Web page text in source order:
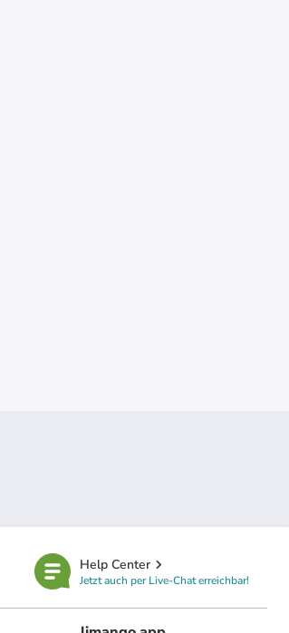
Help Center
Jetzt auch per Live-Chat erreichbar!